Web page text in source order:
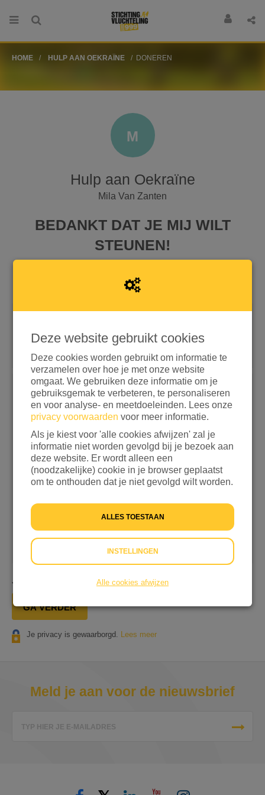
HOME HULP AAN OEKRAÏNE DONEREN
M
Hulp aan Oekraïne
Mila Van Zanten
BEDANKT DAT JE MIJ WILT
STEUNEN!
Doneren met aanvullende opties
Kies een bedrag
€ 15 € 25 € 50 € 100
ANDERS
Ik wil bijdragen aan de transactiekosten en betaal
€ 0,25 extra
Op onze dienstverlening zijn onzeAlgemene
Voorwaarden
Je gaat in totaal € 0,25afrekenen.
GA VERDER
Je privacy is gewaarborgd. Lees meer
Meld je aan voor de nieuwsbrief
TYP HIER JE E-MAILADRES
Deze website gebruikt cookies
Deze cookies worden gebruikt om informatie te
verzamelen over hoe je met onze website
omgaat. We gebruiken deze informatie om je
gebruiksgemak te verbeteren, te personaliseren
en voor analyse- en meetdoeleinden. Lees onze
privacy voorwaarden voor meer informatie.
Als je kiest voor 'alle cookies afwijzen' zal je
informatie niet worden gevolgd bij je bezoek aan
deze website. Er wordt alleen een
(noodzakelijke) cookie in je browser geplaatst
om te onthouden dat je niet gevolgd wilt worden.
ALLES TOESTAAN
INSTELLINGEN
Alle cookies afwijzen